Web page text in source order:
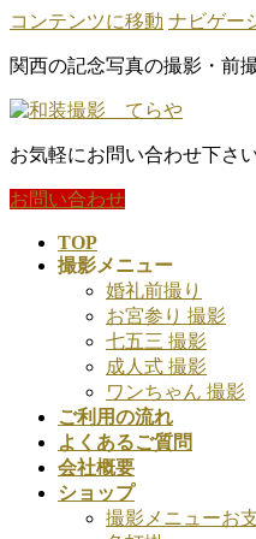
コンテンツに移動 ナビゲー
関西の記念写真の撮影・前
お気軽にお問い合わせ下さい
お問い合わせ
TOP
撮影メニュー
婚礼前撮り
お宮参り 撮影
七五三 撮影
成人式 撮影
ワンちゃん 撮影
ご利用の流れ
よくあるご質問
会社概要
ショップ
撮影メニューお